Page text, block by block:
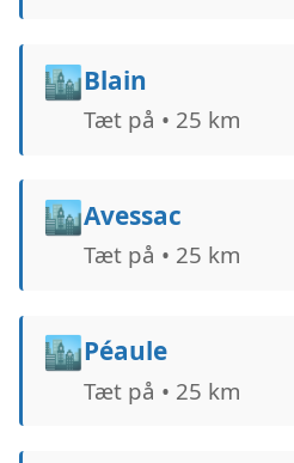
🏙️Blain
Tæt på • 25 km
🏙️Avessac
Tæt på • 25 km
🏙️Péaule
Tæt på • 25 km